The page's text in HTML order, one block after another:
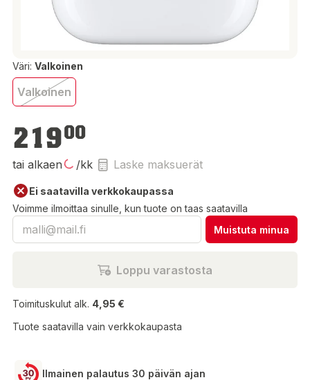
Väri: Valkoinen
Valkoinen
219,00 €
21900
tai alkaen /kk Laske maksuerät
Ei saatavilla verkkokaupassa
Voimme ilmoittaa sinulle, kun tuote on taas saatavilla
Muistuta minua
Loppu varastosta
Toimituskulut alk. 4,95 €
Tuote saatavilla vain verkkokaupasta
Ilmainen palautus 30 päivän ajan